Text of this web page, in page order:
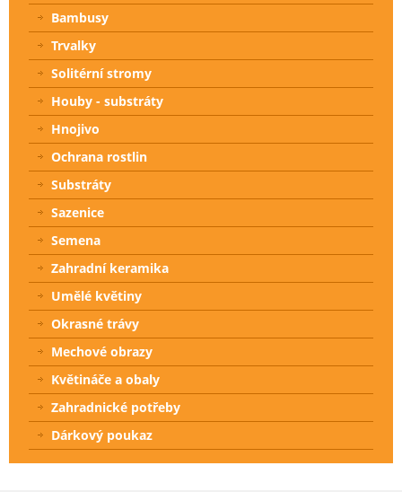
Bambusy
Trvalky
Solitérní stromy
Houby - substráty
Hnojivo
Ochrana rostlin
Substráty
Sazenice
Semena
Zahradní keramika
Umělé květiny
Okrasné trávy
Mechové obrazy
Květináče a obaly
Zahradnické potřeby
Dárkový poukaz